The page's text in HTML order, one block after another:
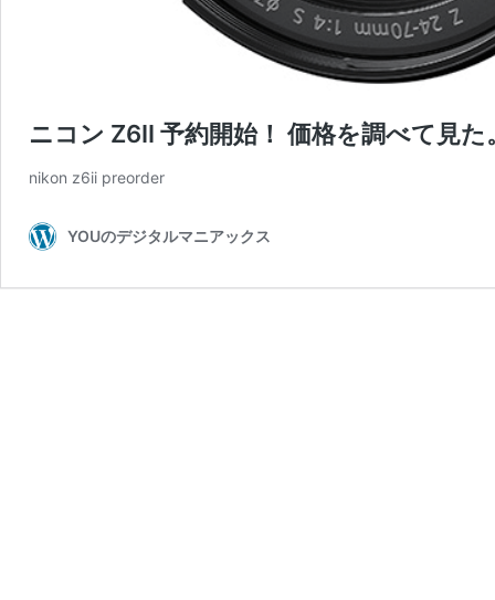
ニコン Z6II 予約開始！ 価格を調べて見
nikon z6ii preorder
YOUのデジタルマニアックス